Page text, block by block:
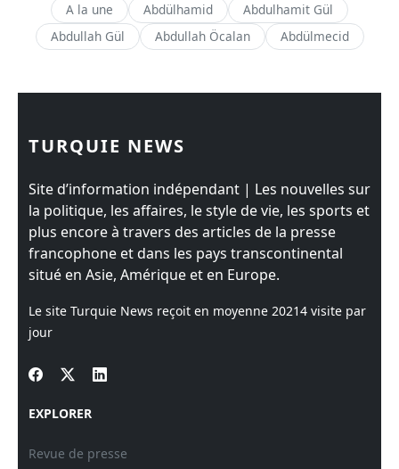
A la une
Abdülhamid
Abdulhamit Gül
Abdullah Gül
Abdullah Öcalan Abdülmecid
TURQUIE NEWS
Site d’information indépendant | Les nouvelles sur
la politique, les affaires, le style de vie, les sports et
plus encore à travers des articles de la presse
francophone et dans les pays transcontinental
situé en Asie, Amérique et en Europe.
Le site Turquie News reçoit en moyenne 20214 visite par
jour
EXPLORER
Revue de presse